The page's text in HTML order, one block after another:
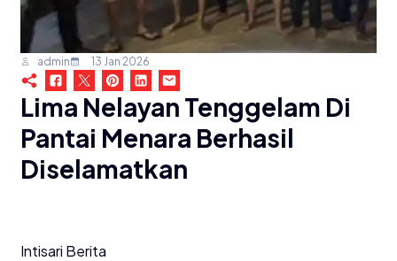
admin 13 Jan 2026
Lima Nelayan Tenggelam Di
Pantai Menara Berhasil
Diselamatkan
Intisari Berita